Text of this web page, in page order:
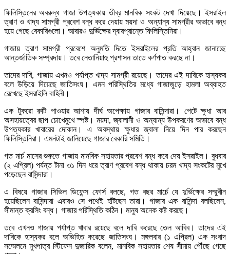
ফিলিস্তিনের অবরুদ্ধ গাজা উপত্যকায় তীব্র মানবিক সংকট দেখা দিয়েছে। ইসরাইল
ত্রাণ ও খাদ্য সামগ্রী প্রবেশ বন্ধ করে দেয়ায় ময়দা ও অন্যান্য সামগ্রীর অভাবে বন্ধ
হয়ে গেছে বেকারিগুলো। আবারও দুর্ভিক্ষের দ্বারপ্রান্তে ফিলিস্তিনিরা।
গাজায় ত্রাণ সামগ্রী প্রবেশে অনুমতি দিতে ইসরাইলের প্রতি আহ্বান জানাচ্ছে
আন্তর্জাতিক সম্প্রদায়। তবে নেতানিয়াহু প্রশাসন তাতে কর্ণপাত করছে না।
তাদের দাবি, গাজায় এখনও পর্যাপ্ত খাদ্য সামগ্রী রয়েছে। তাদের এই দাবিকে হাস্যকর
বলে উড়িয়ে দিয়েছে জাতিসংঘ। এমন পরিস্থিতির মধ্যে গাজাজুড়ে হামলা অব্যাহত
রেখেছে ইসরাইলি বাহিনী।
এক টুকরো রুটি পাওয়ার আশায় দীর্ঘ অপেক্ষায় গাজার বাসিন্দারা। পেটে ক্ষুধা আর
অসহায়ত্বের ছাপ চোখেমুখে স্পষ্ট। ময়দা, জ্বালানী ও অন্যান্য উপকরণের অভাবে বন্ধ
উপত্যকার খাবারের দোকান। এ অবস্থায় ক্ষুধার জ্বালা নিয়ে দিন পার করছেন
ফিলিস্তিনিরা। এমনটাই জানিয়েছে গাজার বেকারি সমিতি।
গত মার্চ মাসের শুরুতে গাজায় মানবিক সহায়তার প্রবেশ বন্ধ করে দেয় ইসরাইল। বুধবার
(২ এপ্রিল) পর্যন্ত টানা ৩১ দিন ধরে ত্রাণ প্রবেশ বন্ধ থাকায় চরম খাদ্য সংকটের মুখে
পড়েছেন বাসিন্দারা।
এ বিষয়ে গাজার সিভিল ডিফেন্স ফোর্স বলছে, গত বছর মার্চে যে দুর্ভিক্ষের সম্মুখীন
হয়েছিলেন বাসিন্দারা এবারও সে পথেই হাঁটছেন তারা। গাজার এক বাসিন্দা বলছিলেন,
সীমান্ত ক্রসিং বন্ধ। গাজার পরিস্থিতি কঠিন। মানুষ অনেক কষ্ট করছে।
তবে এখনও গাজায় পর্যাপ্ত খাবার রয়েছে বলে দাবি করেছে তেল আবিব। তাদের এই
দাবিকে হাস্যকর বলে অভিহিত করেছে জাতিসংঘ। মঙ্গলবার (১ এপ্রিল) এক সংবাদ
সম্মেলনে মুখপাত্র স্টিফেন দুজারিক বলেন, মানবিক সহায়তার শেষ সীমায় পৌঁছে গেছে